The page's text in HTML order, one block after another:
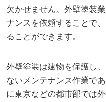
欠かせません。外壁塗装
ナンスを依頼することで
ることができます。
外壁塗装は建物を保護し
ないメンテナンス作業で
に東京などの都市部では